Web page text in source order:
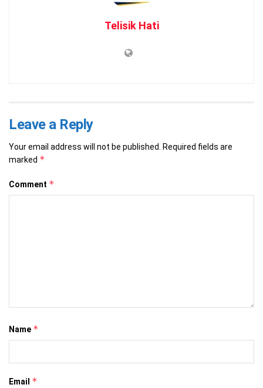
Telisik Hati
Leave a Reply
Your email address will not be published.
Required fields are
marked *
Comment *
Name *
Email *